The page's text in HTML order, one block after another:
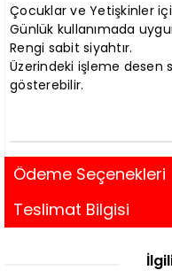
Çocuklar ve Yetişkinler
Günlük kullanımada
Rengi sabit siyahtır.
Üzerindeki işleme desen
gösterebilir.
Ödeme Seçenekleri
Teslimat Bilgisi